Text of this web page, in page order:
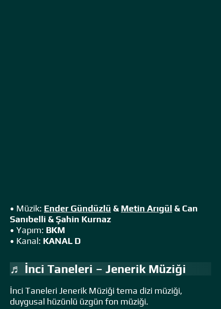
• Müzik: Ender Gündüzlü & Metin Arıgül & Can
Sanıbelli & Şahin Kurnaz
• Yapım: BKM
• Kanal: KANAL D
♬ İnci Taneleri – Jenerik Müziği
İnci Taneleri Jenerik Müziği tema dizi müziği,
duygusal hüzünlü üzgün fon müziği.